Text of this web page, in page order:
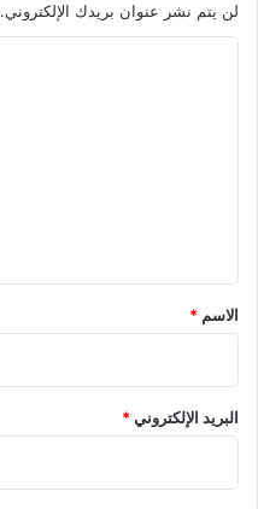
لن يتم نشر عنوان بريدك الإلكتروني.
*
الاسم *
البريد الإلكتروني*